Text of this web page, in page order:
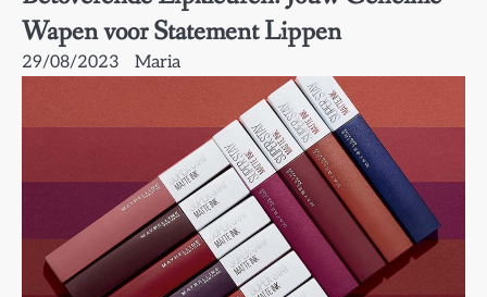
Wapen voor Statement Lippen
29/08/2023 Maria